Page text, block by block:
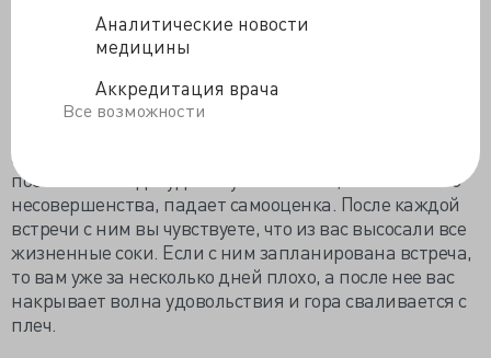
Аналитические новости
медицины
Аккредитация врача
Все возможности
Обе стороны могут быть вполне неплохими людьми,
но в месте они друг для друга токсичны.
Однако, настоящая токсичность обычно вялотекуща.
С вами рядом просто отличный человек, и вы
него. Через какое-то время у вас возникает
постоянное подспудное чувство вины, собственного
несовершенства, падает самооценка. После каждой
встречи с ним вы чувствуете, что из вас высосали все
жизненные соки. Если с ним запланирована встреча,
то вам уже за несколько дней плохо, а после нее вас
накрывает волна удовольствия и гора сваливается с
плеч.